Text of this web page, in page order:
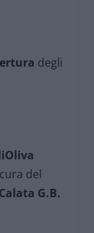
degli
del
Calata G.B.